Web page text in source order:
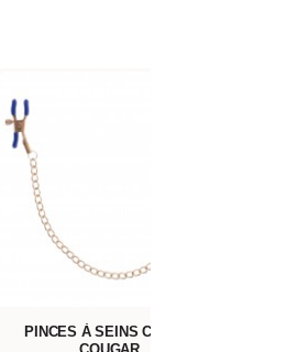
PINCES À SEINS CHAINE